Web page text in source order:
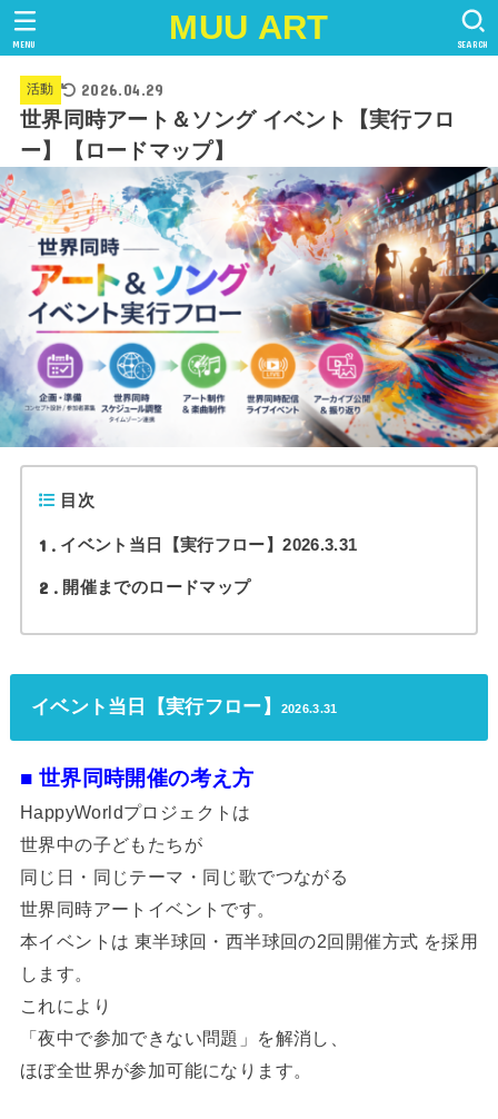
MUU ART SEARCH
MENU
活動 2026.04.29
世界同時アート＆ソング イベント【実行フロ
ー】【ロードマップ】
目次
1 イベント当日【実行フロー】2026.3.31
2 開催までのロードマップ
イベント当日【実行フロー】 2026.3.31
■ 世界同時開催の考え方
HappyWorldプロジェクトは
世界中の子どもたちが
同じ日・同じテーマ・同じ歌でつながる
世界同時アートイベントです。
本イベントは 東半球回・西半球回の2回開催方式 を採用
します。
これにより
「夜中で参加できない問題」を解消し、
ほぼ全世界が参加可能になります。